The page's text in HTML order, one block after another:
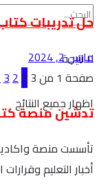
لا نتيجة
اظهار جميع النتائج
حل تدريبات
مارس 2, 2024
صفحة 1 من 3
1
2
3
تدشين منصة
أخبار التعليم